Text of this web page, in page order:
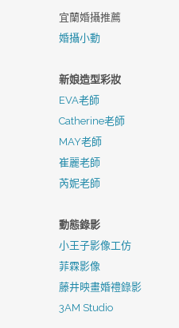
宜蘭婚攝推薦
婚攝小動
新娘造型彩妝
EVA老師
Catherine老師
MAY老師
崔麗老師
芮妮老師
動態錄影
小王子影像工仿
菲霖影像
藤井映畫婚禮錄影
3AM Studio